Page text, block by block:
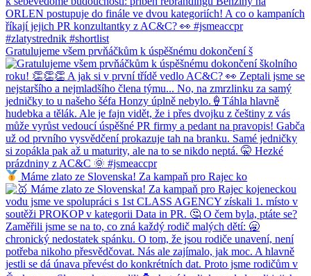
Gratulujeme všem prvňáčkům k úspěšnému dokončení š
Máme zlato ze Slovenska! Za kampaň pro Rajec ko